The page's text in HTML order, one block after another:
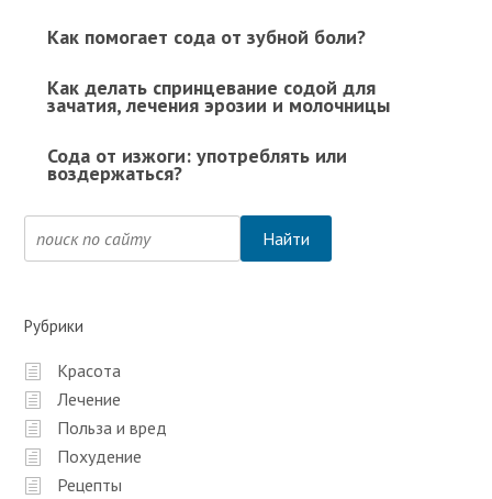
Как помогает сода от зубной боли?
Как делать спринцевание содой для
зачатия, лечения эрозии и молочницы
Сода от изжоги: употреблять или
воздержаться?
Рубрики
Красота
Лечение
Польза и вред
Похудение
Рецепты